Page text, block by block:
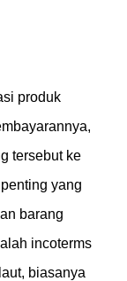
produk
tersebut ke
yang
barang
incoterms
biasanya